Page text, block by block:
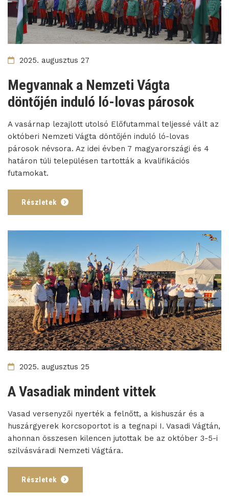
2025. augusztus 27
Megvannak a Nemzeti Vágta
döntőjén induló ló-lovas párosok
A vasárnap lezajlott utolsó Előfutammal teljessé vált az
októberi Nemzeti Vágta döntőjén induló ló-lovas
párosok névsora. Az idei évben 7 magyarországi és 4
határon túli településen tartották a kvalifikációs
futamokat.
Részletek
2025. augusztus 25
A Vasadiak mindent vittek
Vasad versenyzői nyerték a felnőtt, a kishuszár és a
huszárgyerek korcsoportot is a tegnapi I. Vasadi Vágtán,
ahonnan összesen kilencen jutottak be az október 3-5-i
szilvásváradi Nemzeti Vágtára.
Részletek